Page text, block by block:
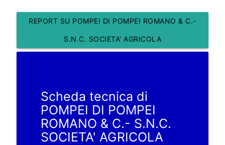
REPORT SU POMPEI DI POMPEI ROMANO & C.-
S.N.C. SOCIETA' AGRICOLA
Scheda tecnica di
POMPEI DI POMPEI
ROMANO & C.- S.N.C.
SOCIETA' AGRICOLA